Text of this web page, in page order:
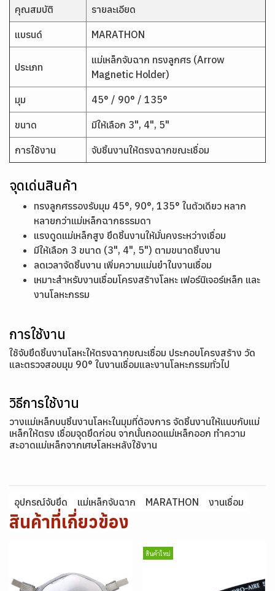
คุณสมบัติ รายละเอียด
แบรนด์ MARATHON
ประเภท
แม่เหล็กจับฉาก ทรงลูกศร (Arrow
Magnetic Holder)
มุม 45° / 90° / 135°
ขนาด มีให้เลือก 3", 4", 5"
การใช้งาน จับชิ้นงานให้ตรงฉากขณะเชื่อม
จุดเด่นสินค้า
ทรงลูกศรรองรับมุม 45°, 90°, 135° ในตัวเดียว หลาก
หลายกว่าแม่เหล็กฉากธรรมดา
แรงดูดแม่เหล็กสูง ยึดชิ้นงานให้มั่นคงระหว่างเชื่อม
มีให้เลือก 3 ขนาด (3", 4", 5") ตามขนาดชิ้นงาน
ลดเวลาจัดชิ้นงาน เพิ่มความแม่นยำในงานเชื่อม
เหมาะสำหรับงานเชื่อมโครงสร้างโลหะ เฟอร์นิเจอร์เหล็ก และ
งานโลหะกรรม
การใช้งาน
ใช้จับยึดชิ้นงานโลหะให้ตรงฉากขณะเชื่อม ประกอบโครงสร้าง วัด
และตรวจสอบมุม 90° ในงานเชื่อมและงานโลหะกรรมทั่วไป
วิธีการใช้งาน
วางแม่เหล็กบนชิ้นงานโลหะในมุมที่ต้องการ จัดชิ้นงานให้แนบกับแม่
เหล็กให้ตรง เชื่อมจุดยึดก่อน จากนั้นถอดแม่เหล็กออก ทำความ
สะอาดแม่เหล็กจากเศษโลหะหลังใช้งาน
อุปกรณ์จับยึด แม่เหล็กจับฉาก MARATHON งานเชื่อม
สินค้าที่เกี่ยวข้อง
สินค้าใหม่